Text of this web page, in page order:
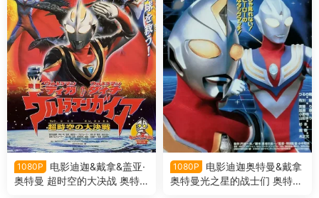
1080P
电影迪迦&戴拿&盖亚·
奥特曼 超时空的大决战 奥特
1080P
电影迪迦奥特曼&戴拿
奥特曼光之星的战士们 奥特曼